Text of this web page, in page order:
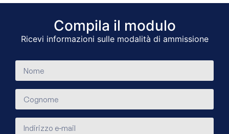
Compila il modulo​
Ricevi informazioni sulle modalità di ammissione